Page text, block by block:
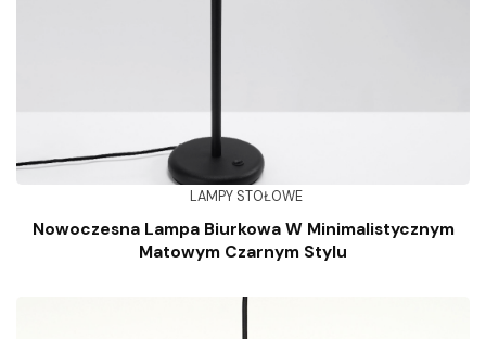
LAMPY STOŁOWE
Nowoczesna Lampa Biurkowa W Minimalistycznym
Matowym Czarnym Stylu